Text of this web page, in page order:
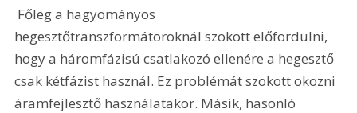
hegesztőtranszformátoroknál szokott előfordulni,
hogy a háromfázisú csatlakozó ellenére a hegesztő
csak kétfázist használ. Ez problémát szokott okozni
áramfejlesztő használatakor. Másik, hasonló